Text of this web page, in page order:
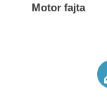
Motor fajta